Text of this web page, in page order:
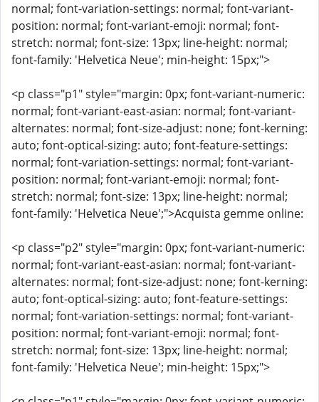
normal; font-variation-settings: normal; font-variant-
position: normal; font-variant-emoji: normal; font-
stretch: normal; font-size: 13px; line-height: normal;
font-family: 'Helvetica Neue'; min-height: 15px;">
<p class="p1" style="margin: 0px; font-variant-numeric:
normal; font-variant-east-asian: normal; font-variant-
alternates: normal; font-size-adjust: none; font-kerning:
auto; font-optical-sizing: auto; font-feature-settings:
normal; font-variation-settings: normal; font-variant-
position: normal; font-variant-emoji: normal; font-
stretch: normal; font-size: 13px; line-height: normal;
font-family: 'Helvetica Neue';">Acquista gemme online:
<p class="p2" style="margin: 0px; font-variant-numeric:
normal; font-variant-east-asian: normal; font-variant-
alternates: normal; font-size-adjust: none; font-kerning:
auto; font-optical-sizing: auto; font-feature-settings:
normal; font-variation-settings: normal; font-variant-
position: normal; font-variant-emoji: normal; font-
stretch: normal; font-size: 13px; line-height: normal;
font-family: 'Helvetica Neue'; min-height: 15px;">